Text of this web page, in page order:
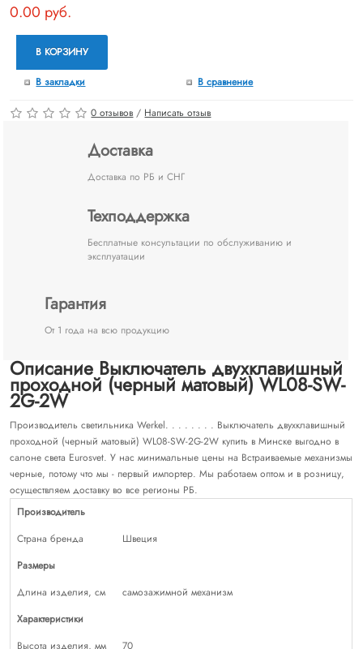
0.00 руб.
В КОРЗИНУ
В закладки В сравнение
0 отзывов / Написать отзыв
Доставка
Доставка по РБ и СНГ
Техподдержка
Бесплатные консультации по обслуживанию и
эксплуатации
Гарантия
От 1 года на всю продукцию
Описание Выключатель двухклавишный
проходной (черный матовый) WL08-SW-
2G-2W
Производитель светильника Werkel. . . . . . . . Выключатель двухклавишный
проходной (черный матовый) WL08-SW-2G-2W купить в Минске выгодно в
салоне света Eurosvet. У нас минимальные цены на Встраиваемые механизмы
черные, потому что мы - первый импортер. Мы работаем оптом и в розницу,
осуществляем доставку во все регионы РБ.
Производитель
Страна бренда
Швеция
Размеры
Длина изделия, см
самозажимной механизм
Характеристики
Высота изделия, мм
70